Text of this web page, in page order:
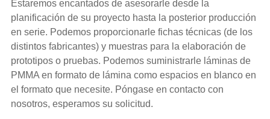
Estaremos encantados de asesorarle desde la
planificación de su proyecto hasta la posterior producción
en serie. Podemos proporcionarle fichas técnicas (de los
distintos fabricantes) y muestras para la elaboración de
prototipos o pruebas. Podemos suministrarle láminas de
PMMA en formato de lámina como espacios en blanco en
el formato que necesite. Póngase en contacto con
nosotros, esperamos su solicitud.